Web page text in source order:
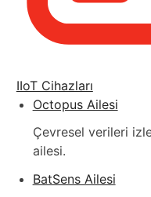
IIoT Cihazları
Octopus Ailesi
Çevresel verileri
ailesi.
BatSens Ailesi